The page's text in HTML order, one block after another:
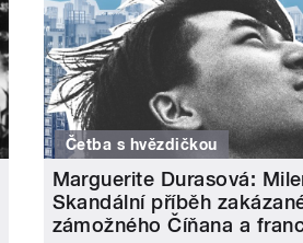
Četba s hvězdičkou
Marguerite Durasová:
Skandální příběh
zámožného Číňana a